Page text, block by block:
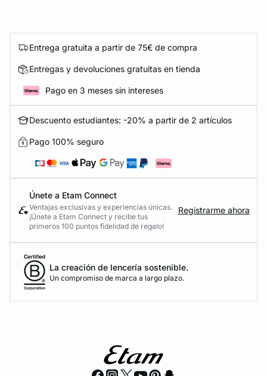
Entrega gratuita a partir de 75€ de compra
Entregas y devoluciones gratuitas en tienda
Pago en 3 meses sin intereses
Descuento estudiantes: -20% a partir de 2 artículos
Pago 100% seguro
Únete a Etam Connect
Ventajas exclusivas y experiencias únicas.
¡Únete a Etam Connect y recibe tus
primeros 100 puntos fidelidad de regalo!
Registrarme ahora
La creación de lencería sostenible.
Un compromiso de marca a largo plazo.